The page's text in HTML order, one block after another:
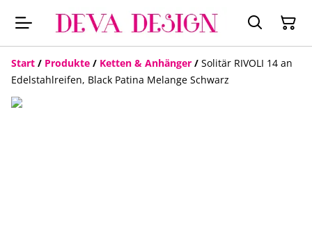
Start / Produkte / Ketten & Anhänger / Solitär RIVOLI 14 an
Edelstahlreifen, Black Patina Melange Schwarz